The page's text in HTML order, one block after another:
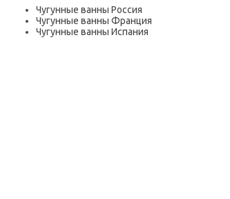
Чугунные ванны Россия
Чугунные ванны Франция
Чугунные ванны Испания